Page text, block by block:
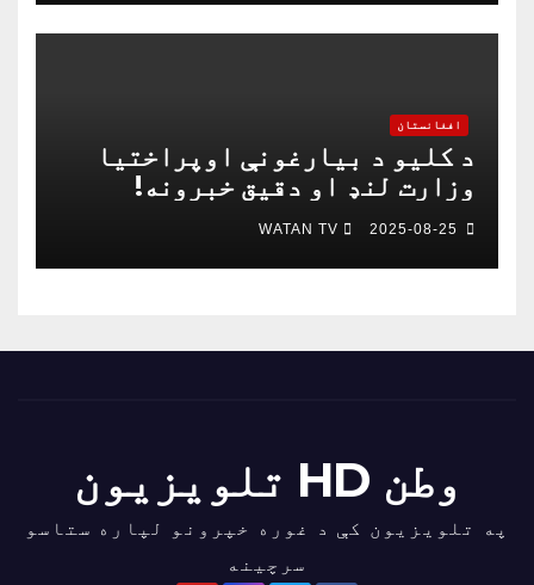
افغانستان
د کلیو د بیارغونې اوپراختیا
وزارت لنډ او دقیق خبرونه!
2025-08-25
WATAN TV
وطن HD تلویزیون
په تلویزیون کې د غوره خپرونو لپاره ستاسو
سرچینه